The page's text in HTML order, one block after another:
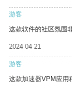
游客
这款软件的社区氛围
2024-04-21
游客
这款加速器VPM应用